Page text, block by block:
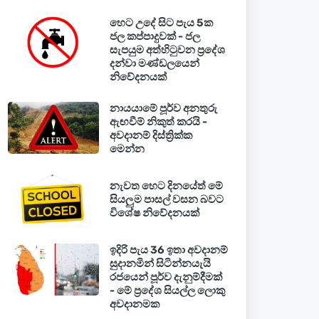
හෙට උදේ සිට පැය 5ක
ජල කප්පාදුවක් - ජල
සැපයුම අත්හිටුවන ප්‍රදේශ
දන්වා මණ්ඩලයෙන්
නිවේදනයක්
නායයාමේ පූර්ව අනතුරු
ඇඟවීම් නිකුත් කරයි -
අවදානම් දිස්ත්‍රික්ක
මෙන්න
නැවත හෙට දිනයේත් මේ
සියලුම පාසල් වසන බවට
විශේෂ නිවේදනයක්
ඉදිරි පැය 36 ඉතා අවදානම්
සුදානමින් සිටින්නයැයි
රජයෙන් පූර්ව දැනුම්දීමක්
- මේ ප්‍රදේශ සියල්ල ලොකු
අවදානමක